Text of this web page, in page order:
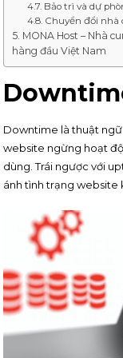
Bảo trì và dự
Chuyển đổi nhà
MONA Host – Nhà
hàng đầu Việt Nam
Downtime là thuật
website ngừng hoạt
dùng. Trái ngược với
ánh tình trạng website